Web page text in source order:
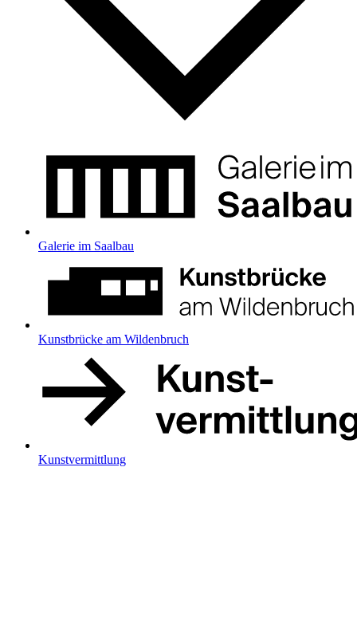
Galerie im Saalbau
Kunstbrücke am Wildenbruch
Kunstvermittlung